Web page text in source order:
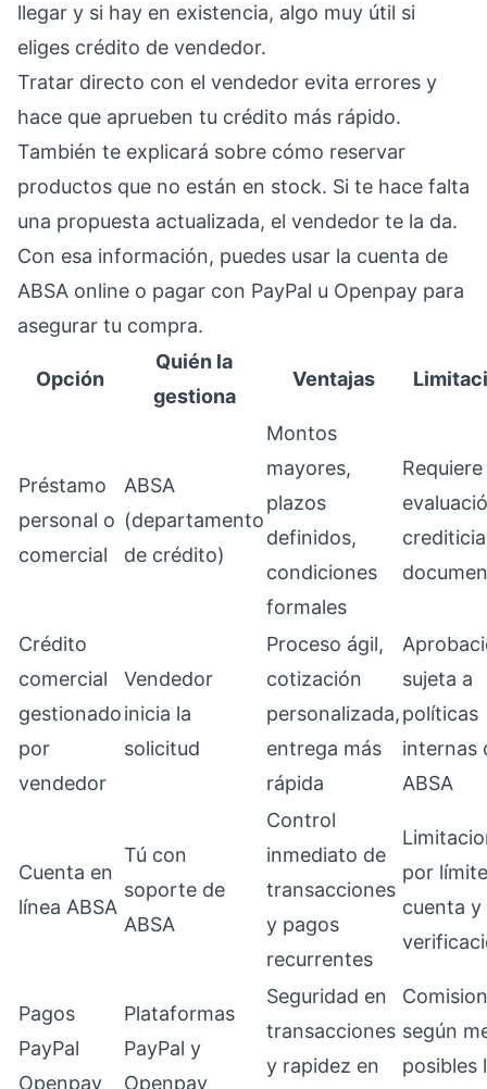
llegar y si hay en existencia, algo muy útil si
eliges crédito de vendedor.
Tratar directo con el vendedor evita errores y
hace que aprueben tu crédito más rápido.
También te explicará sobre cómo reservar
productos que no están en stock. Si te hace falta
una propuesta actualizada, el vendedor te la da.
Con esa información, puedes usar la cuenta de
ABSA online o pagar con PayPal u Openpay para
asegurar tu compra.
Opción
Quién la
gestiona
Ventajas
Préstamo
personal o
comercial
ABSA
(departamento
de crédito)
Montos
mayores,
plazos
definidos,
condiciones
formales
Requiere
Crédito
comercial
gestionado
por
vendedor
Vendedor
inicia la
solicitud
Proceso ágil,
cotización
personalizada,
entrega más
rápida
sujeta a
políticas
internas
ABSA
Cuenta en
línea ABSA
Tú con
soporte de
ABSA
Control
inmediato de
transacciones
y pagos
recurrentes
por
cuenta y
Pagos
PayPal
Openpay
Plataformas
PayPal y
Openpay
Seguridad en
transacciones
y rapidez en
según
posibles